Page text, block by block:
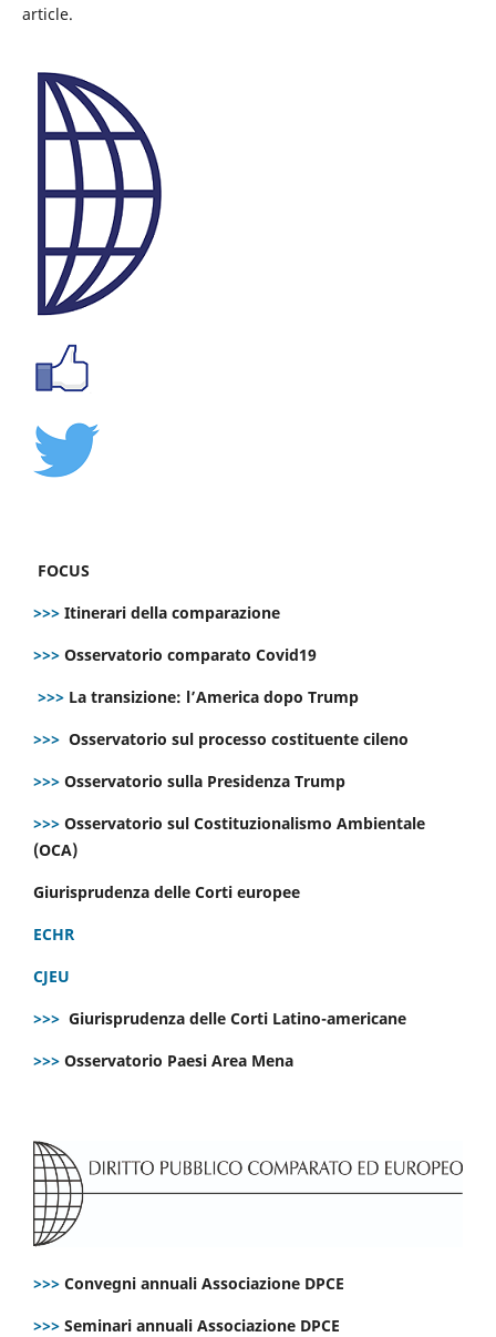
article.
FOCUS
>>> Itinerari della comparazione
>>> Osservatorio comparato Covid19
>>> La transizione: l’America dopo Trump
>>> Osservatorio sul processo costituente cileno
>>> Osservatorio sulla Presidenza Trump
>>> Osservatorio sul Costituzionalismo Ambientale
(OCA)
Giurisprudenza delle Corti europee
ECHR
CJEU
>>> Giurisprudenza delle Corti Latino-americane
>>> Osservatorio Paesi Area Mena
>>> Convegni annuali Associazione DPCE
>>> Seminari annuali Associazione DPCE